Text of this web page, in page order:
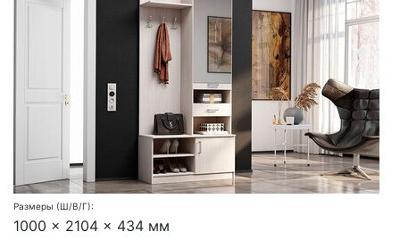
Размеры (Ш/В/Г):
1000 x 2104 x 434 мм